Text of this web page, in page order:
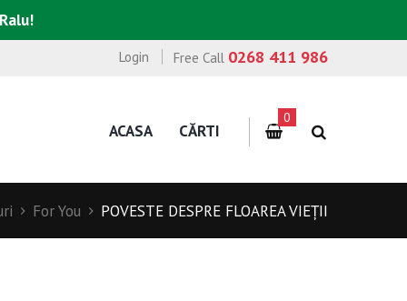
Free Call 0268 411 986
Login
ACASA CĂRTI
0
For You POVESTE DESPRE FLOAREA VIEȚII